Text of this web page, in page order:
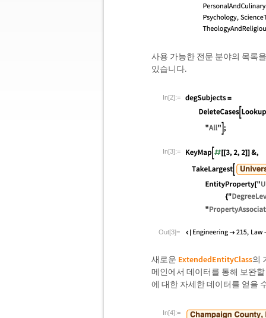
사용 가능한 전문 분야의 목록
있습니다.
In[2]:=
In[3]:=
Out[3]=
새로운 ExtendedEntityClass의
메인에서 데이터를 통해 보완
에 대한 자세한 데이터를 얻을
In[4]:=